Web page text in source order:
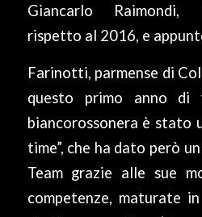
Giancarlo Raimondi,
rispetto al 2016, e
Farinotti, parmense di
questo primo anno di
biancorossonera è stato
time”, che ha dato però
Team grazie alle sue
competenze, maturate